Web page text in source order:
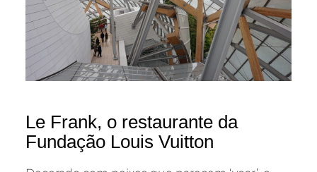
Le Frank, o restaurante da
Fundação Louis Vuitton